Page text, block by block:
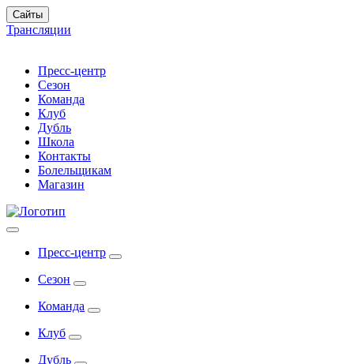
Сайты
Трансляции
Пресс-центр
Сезон
Команда
Клуб
Дубль
Школа
Контакты
Болельщикам
Магазин
Пресс-центр
Сезон
Команда
Клуб
Дубль